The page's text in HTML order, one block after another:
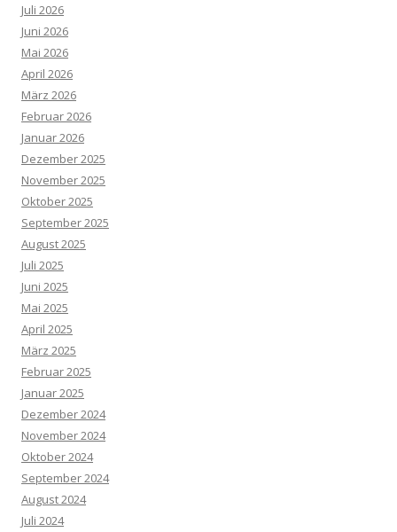
Juli 2026
Juni 2026
Mai 2026
April 2026
März 2026
Februar 2026
Januar 2026
Dezember 2025
November 2025
Oktober 2025
September 2025
August 2025
Juli 2025
Juni 2025
Mai 2025
April 2025
März 2025
Februar 2025
Januar 2025
Dezember 2024
November 2024
Oktober 2024
September 2024
August 2024
Juli 2024